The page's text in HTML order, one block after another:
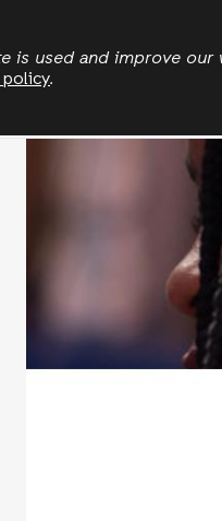
is used and improve our
.
to
main